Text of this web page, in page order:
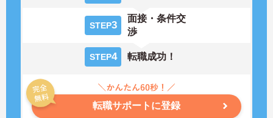
STEP3
面接・条件交
渉
STEP4 転職成功！
転職サポートに登録